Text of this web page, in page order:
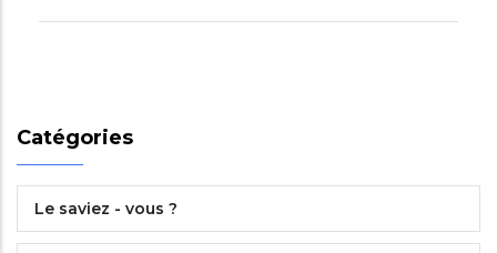
Catégories
Le saviez - vous ?